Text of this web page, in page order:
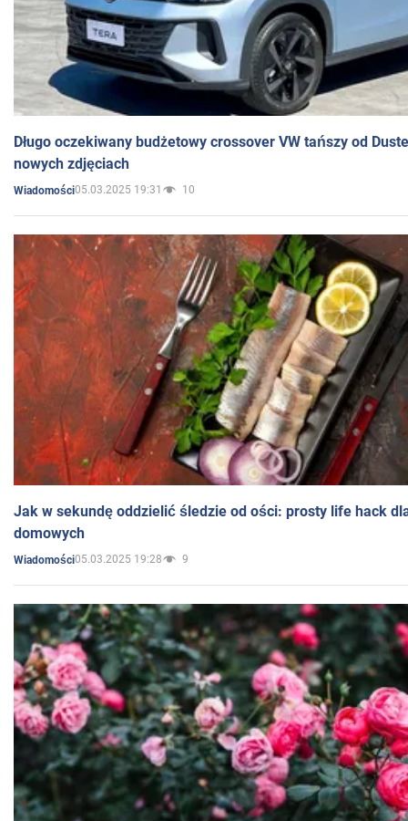
Długo oczekiwany budżetowy crossover VW tańszy od
nowych zdjęciach
Wiadomości05.03.2025 19:31 10
Jak w sekundę oddzielić śledzie od ości: prosty life hack
domowych
Wiadomości05.03.2025 19:28 9